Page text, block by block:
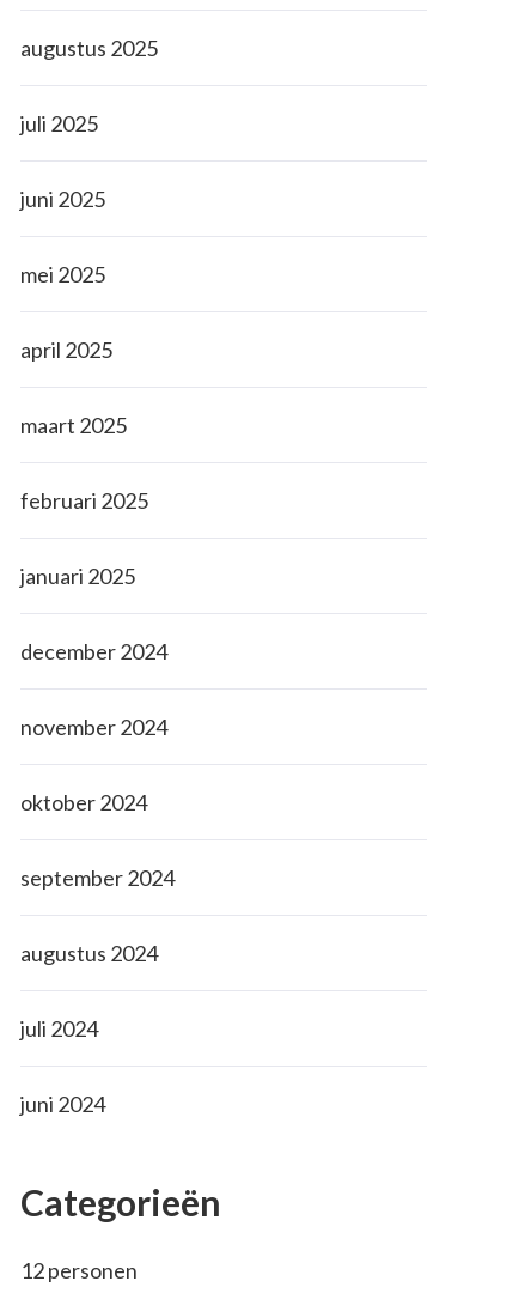
augustus 2025
juli 2025
juni 2025
mei 2025
april 2025
maart 2025
februari 2025
januari 2025
december 2024
november 2024
oktober 2024
september 2024
augustus 2024
juli 2024
juni 2024
Categorieën
12 personen